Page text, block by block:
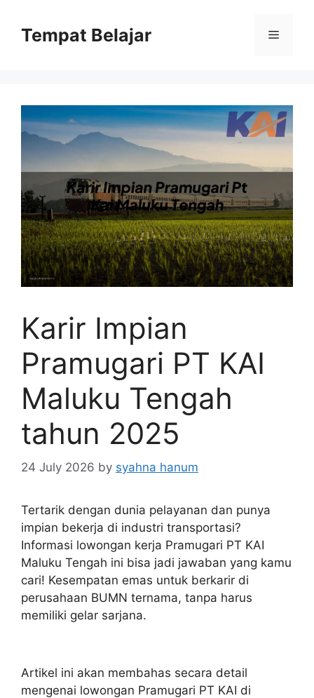
contentTempat Belajar Menu
Karir Impian
Pramugari PT KAI
Maluku Tengah
tahun 2025
24 July 2026 by syahna hanum
Tertarik dengan dunia pelayanan dan punya
impian bekerja di industri transportasi?
Informasi lowongan kerja Pramugari PT KAI
Maluku Tengah ini bisa jadi jawaban yang kamu
cari! Kesempatan emas untuk berkarir di
perusahaan BUMN ternama, tanpa harus
memiliki gelar sarjana.
Artikel ini akan membahas secara detail
mengenai lowongan Pramugari PT KAI di